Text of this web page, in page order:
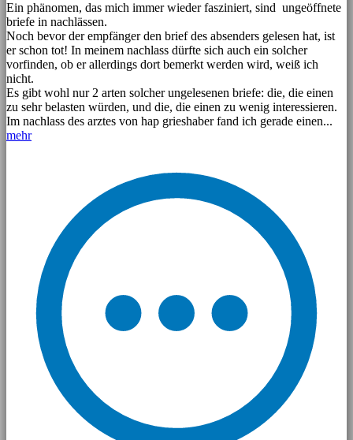
Ein phänomen, das mich immer wieder fasziniert, sind ungeöffnete
briefe in nachlässen.
Noch bevor der empfänger den brief des absenders gelesen hat, ist
er schon tot! In meinem nachlass dürfte sich auch ein solcher
vorfinden, ob er allerdings dort bemerkt werden wird, weiß ich
nicht.
Es gibt wohl nur 2 arten solcher ungelesenen briefe: die, die einen
zu sehr belasten würden, und die, die einen zu wenig interessieren.
Im nachlass des arztes von hap grieshaber fand ich gerade einen...
mehr